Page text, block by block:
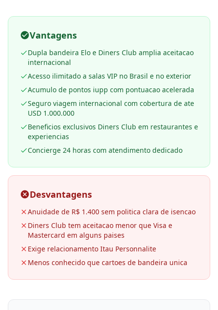
Vantagens
Dupla bandeira Elo e Diners Club amplia aceitacao
internacional
Acesso ilimitado a salas VIP no Brasil e no exterior
Acumulo de pontos iupp com pontuacao acelerada
Seguro viagem internacional com cobertura de ate
USD 1.000.000
Beneficios exclusivos Diners Club em restaurantes e
experiencias
Concierge 24 horas com atendimento dedicado
Desvantagens
Anuidade de R$ 1.400 sem politica clara de isencao
Diners Club tem aceitacao menor que Visa e
Mastercard em alguns paises
Exige relacionamento Itau Personnalite
Menos conhecido que cartoes de bandeira unica